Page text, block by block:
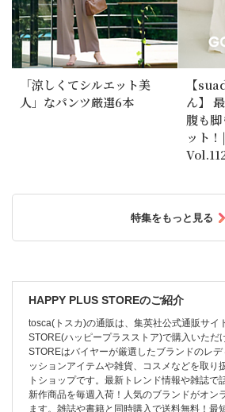
「涼しくてシルエット美
人」なパンツ厳選6本
【
ん】
腹も
ット
特集をもっと見る
HAPPY PLUS STOREのご紹介
tosca(トスカ)の通販は、集英社公式通販サイ
STORE(ハッピープラスストア)で購入いただ
STOREはバイヤーが厳選したブランドのレ
ッションアイテムや雑貨、コスメなどを取り
トショップです。最新トレンド情報や雑誌で
新作商品を毎週入荷！人気のブランドがオン
ます。雑誌や書籍と同時購入で送料無料！最